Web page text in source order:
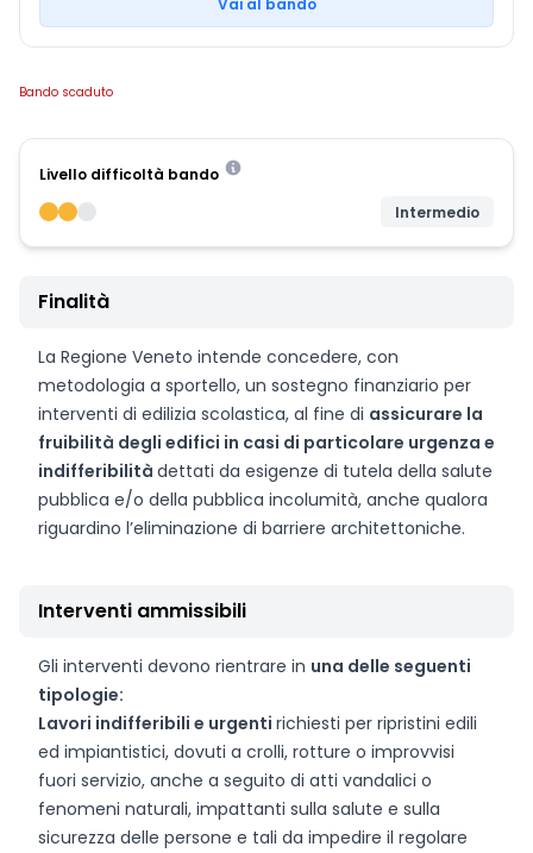
Vai al bando
Bando scaduto
Livello difficoltà bando
Intermedio
Finalità
La Regione Veneto intende concedere, con
metodologia a sportello, un sostegno finanziario per
interventi di edilizia scolastica, al fine di assicurare la
fruibilità degli edifici in casi di particolare urgenza e
indifferibilità dettati da esigenze di tutela della salute
pubblica e/o della pubblica incolumità, anche qualora
riguardino l’eliminazione di barriere architettoniche.
Interventi ammissibili
Gli interventi devono rientrare in una delle seguenti
tipologie:
Lavori indifferibili e urgenti richiesti per ripristini edili
ed impiantistici, dovuti a crolli, rotture o improvvisi
fuori servizio, anche a seguito di atti vandalici o
fenomeni naturali, impattanti sulla salute e sulla
sicurezza delle persone e tali da impedire il regolare